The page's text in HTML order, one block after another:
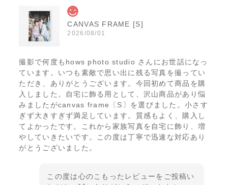
CANVAS FRAME [S]
2026/08/01
撮影で何度もhows photo studio さんにお世話になっ
ています。いつも素敵で思い出に残る写真を撮ってい
ただき、ありがとうございます。今回初めて商品を購
入しました。自宅に飾る用として、沢山商品があり悩
みましたがcanvas frame〔S〕を選びました。小さす
ぎず大きすぎず満足しています。質感もよく、購入し
てよかったです。これから家族写真を自宅に飾り、増
やしていきたいです。この度は丁寧で迅速な対応あり
がとうございました。
この度は心のこもったレビューをご投稿い